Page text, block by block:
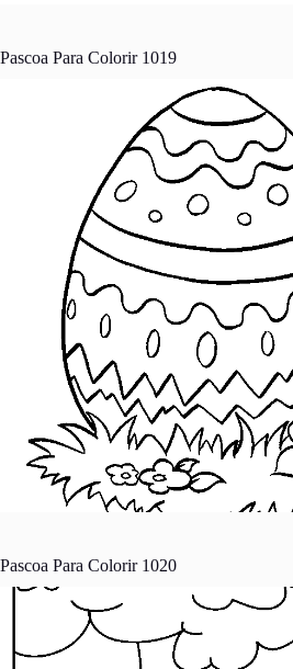
Pascoa Para Colorir 1019
Pascoa Para Colorir 1020